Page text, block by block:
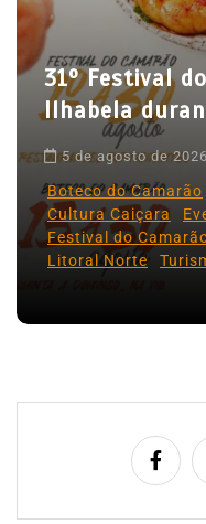
P
s
31º Festival
Ilhabela
5 de agosto de 2026
Boteco do Camarão
Cultura Caiçara
Festival do
Litoral Norte